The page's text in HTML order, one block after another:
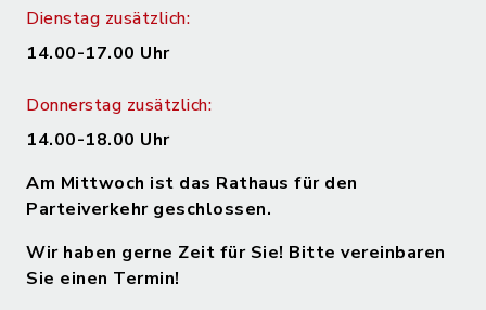
Dienstag zusätzlich:
14.00-17.00 Uhr
Donnerstag zusätzlich:
14.00-18.00 Uhr
Am Mittwoch ist das Rathaus für den
Parteiverkehr geschlossen.
Wir haben gerne Zeit für Sie! Bitte vereinbaren
Sie einen Termin!